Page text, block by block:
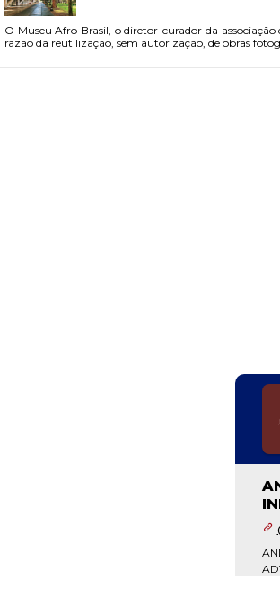
O Museu Afro Brasil, o diretor-curador da
razão da reutilização, sem autorização, de obras